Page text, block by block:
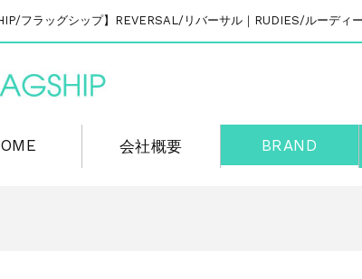
フラッグシップ】REVERSAL/リバーサル｜RUDIES/ルーデ
会社概要 BRAND